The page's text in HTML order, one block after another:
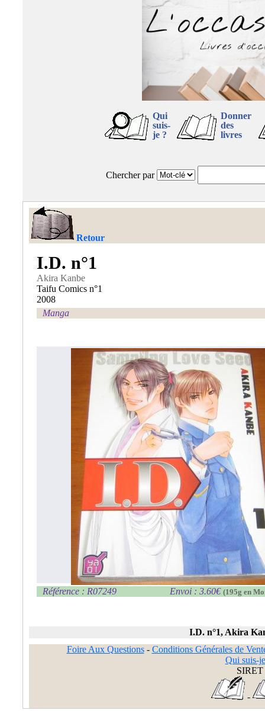
Qui
suis-
je ?
Donner
des
livres
Chercher par
Retour
I.D. n°1
Akira Kanbe
Taifu Comics n°1
2008
Manga
Référence : R07249 Envoi : 3.60€ (195g en
I.D. n°1, Akira
Foire Aux Questions- Conditions Générales de
Qui suis-
SIRET
-